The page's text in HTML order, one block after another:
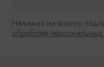
Нажимая на кнопку
обработке